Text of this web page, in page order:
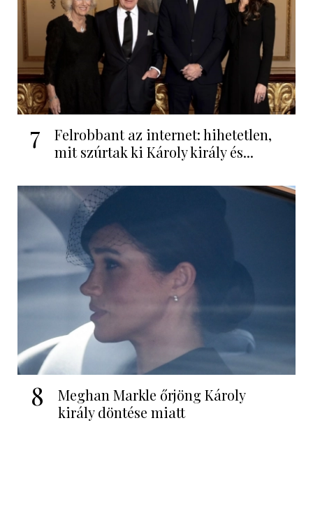
7
Felrobbant az internet: hihetetlen,
mit szúrtak ki Károly király és...
8
Meghan Markle őrjöng Károly
király döntése miatt